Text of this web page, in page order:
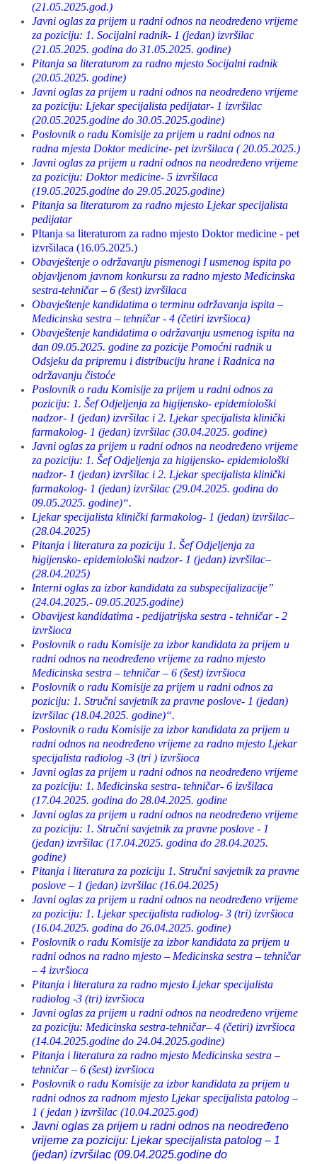
(21.05.2025.god.)
Javni oglas za prijem u radni odnos na neodređeno vrijeme
za poziciju: 1. Socijalni radnik- 1 (jedan) izvršilac
(21.05.2025. godina do 31.05.2025. godine)
Pitanja sa literaturom za radno mjesto Socijalni radnik
(20.05.2025. godine)
Javni oglas za prijem u radni odnos na neodređeno vrijeme
za poziciju: Ljekar specijalista pedijatar- 1 izvršilac
(20.05.2025.godine do 30.05.2025.godine)
Poslovnik o radu Komisije za prijem u radni odnos na
radna mjesta Doktor medicine- pet izvršilaca ( 20.05.2025.)
Javni oglas za prijem u radni odnos na neodređeno vrijeme
za poziciju: Doktor medicine- 5 izvršilaca
(19.05.2025.godine do 29.05.2025.godine)
Pitanja sa literaturom za radno mjesto Ljekar specijalista
pedijatar
PItanja sa literaturom za radno mjesto Doktor medicine - pet
izvršilaca (16.05.2025.)
Obavještenje o održavanju pismenogi I usmenog ispita po
objavljenom javnom konkursu za radno mjesto Medicinska
sestra-tehničar – 6 (šest) izvršilaca
Obavještenje kandidatima o terminu održavanja ispita –
Medicinska sestra – tehničar - 4 (četiri izvršioca)
Obavještenje kandidatima o održavanju usmenog ispita na
dan 09.05.2025. godine za pozicije Pomoćni radnik u
Odsjeku da pripremu i distribuciju hrane i Radnica na
održavanju čistoće
Poslovnik o radu Komisije za prijem u radni odnos za
poziciju: 1. Šef Odjeljenja za higijensko- epidemiološki
nadzor- 1 (jedan) izvršilac i 2. Ljekar specijalista klinički
farmakolog- 1 (jedan) izvršilac (30.04.2025. godine)
Javni oglas za prijem u radni odnos na neodređeno vrijeme
za poziciju: 1. Šef Odjeljenja za higijensko- epidemiološki
nadzor- 1 (jedan) izvršilac i 2. Ljekar specijalista klinički
farmakolog- 1 (jedan) izvršilac (29.04.2025. godina do
09.05.2025. godine)“.
Ljekar specijalista klinički farmakolog- 1 (jedan) izvršilac–
(28.04.2025)
Pitanja i literatura za poziciju 1. Šef Odjeljenja za
higijensko- epidemiološki nadzor- 1 (jedan) izvršilac–
(28.04.2025)
Interni oglas za izbor kandidata za subspecijalizacije”
(24.04.2025.- 09.05.2025.godine)
Obavijest kandidatima - pedijatrijska sestra - tehničar - 2
izvršioca
Poslovnik o radu Komisije za izbor kandidata za prijem u
radni odnos na neodređeno vrijeme za radno mjesto
Medicinska sestra – tehničar – 6 (šest) izvršioca
Poslovnik o radu Komisije za prijem u radni odnos za
poziciju: 1. Stručni savjetnik za pravne poslove- 1 (jedan)
izvršilac (18.04.2025. godine)“.
Poslovnik o radu Komisije za izbor kandidata za prijem u
radni odnos na neodređeno vrijeme za radno mjesto Ljekar
specijalista radiolog -3 (tri ) izvršioca
Javni oglas za prijem u radni odnos na neodređeno vrijeme
za poziciju: 1. Medicinska sestra- tehničar- 6 izvšilaca
(17.04.2025. godina do 28.04.2025. godine
Javni oglas za prijem u radni odnos na neodređeno vrijeme
za poziciju: 1. Stručni savjetnik za pravne poslove - 1
(jedan) izvršilac (17.04.2025. godina do 28.04.2025.
godine)
Pitanja i literatura za poziciju 1. Stručni savjetnik za pravne
poslove – 1 (jedan) izvršilac (16.04.2025)
Javni oglas za prijem u radni odnos na neodređeno vrijeme
za poziciju: 1. Ljekar specijalista radiolog- 3 (tri) izvršioca
(16.04.2025. godina do 26.04.2025. godine)
Poslovnik o radu Komisije za izbor kandidata za prijem u
radni odnos na radno mjesto – Medicinska sestra – tehničar
– 4 izvršioca
Pitanja i literatura za radno mjesto Ljekar specijalista
radiolog -3 (tri) izvršioca
Javni oglas za prijem u radni odnos na neodređeno vrijeme
za poziciju: Medicinska sestra-tehničar– 4 (četiri) izvršioca
(14.04.2025.godine do 24.04.2025.godine)
Pitanja i literatura za radno mjesto Medicinska sestra –
tehničar – 6 (šest) izvršioca
Poslovnik o radu Komisije za izbor kandidata za prijem u
radni odnos za radnom mjesto Ljekar specijalista patolog –
1 ( jedan ) izvršilac (10.04.2025.god)
Javni oglas za prijem u radni odnos na neodređeno
vrijeme za poziciju: Ljekar specijalista patolog – 1
(jedan) izvršilac (09.04.2025.godine do